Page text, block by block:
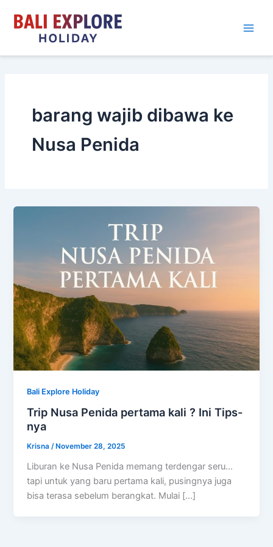
barang wajib dibawa ke
Nusa Penida
Bali Explore Holiday
Trip Nusa Penida pertama kali ? Ini Tips-
nya
Krisna/ November 28, 2025
Liburan ke Nusa Penida memang terdengar seru…
tapi untuk yang baru pertama kali, pusingnya juga
bisa terasa sebelum berangkat. Mulai […]